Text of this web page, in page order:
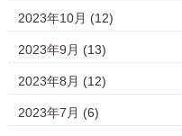
2023年10月 (12)
2023年9月 (13)
2023年8月 (12)
2023年7月 (6)